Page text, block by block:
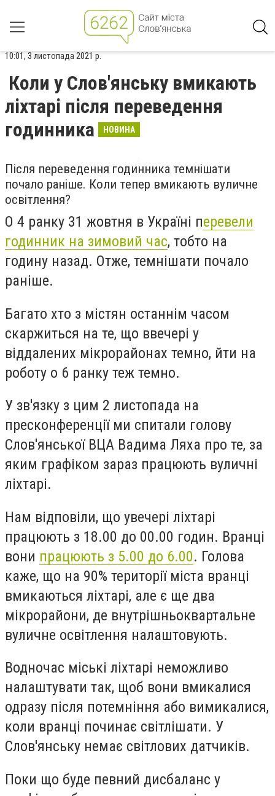
10:01, 3 листопада 2021 р.
Коли у Слов'янську вмикають
ліхтарі після переведення
годинника
НОВИНА
Після переведення годинника темнішати
почало раніше. Коли тепер вмикають вуличне
освітлення?
О 4 ранку 31 жовтня в Україні перевели
годинник на зимовий час, тобто на
годину назад. Отже, темнішати почало
раніше.
Багато хто з містян останнім часом
скаржиться на те, що ввечері у
віддалених мікрорайонах темно, йти на
роботу о 6 ранку теж темно.
У зв'язку з цим 2 листопада на
пресконференції ми спитали голову
Слов'янської ВЦА Вадима Ляха про те, за
яким графіком зараз працюють вуличні
ліхтарі.
Нам відповіли, що увечері ліхтарі
працюють з 18.00 до 00.00 годин. Вранці
вони працюють з 5.00 до 6.00. Голова
каже, що на 90% території міста вранці
вмикаються ліхтарі, але є ще два
мікрорайони, де внутрішньоквартальне
вуличне освітлення налаштовують.
Водночас міські ліхтарі неможливо
налаштувати так, щоб вони вмикалися
одразу після потемніння або вимикалися,
коли вранці починає світлішати. У
Слов'янську немає світлових датчиків.
Поки що буде певний дисбаланс у